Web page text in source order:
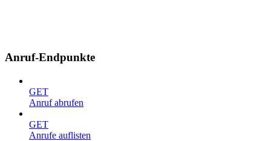
Anruf-Endpunkte
GET
Anruf abrufen
GET
Anrufe auflisten